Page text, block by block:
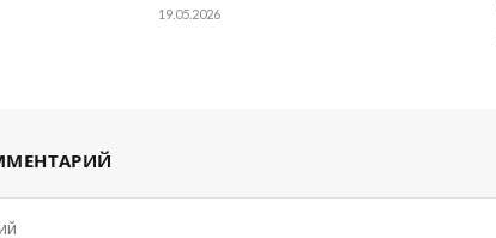
19.05.2026